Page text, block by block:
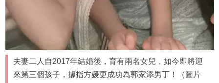
夫妻二人自2017年結婚後，育有兩名女兒，如今即將迎
來第三個孩子，據指方媛更成功為郭家添男丁！（圖片